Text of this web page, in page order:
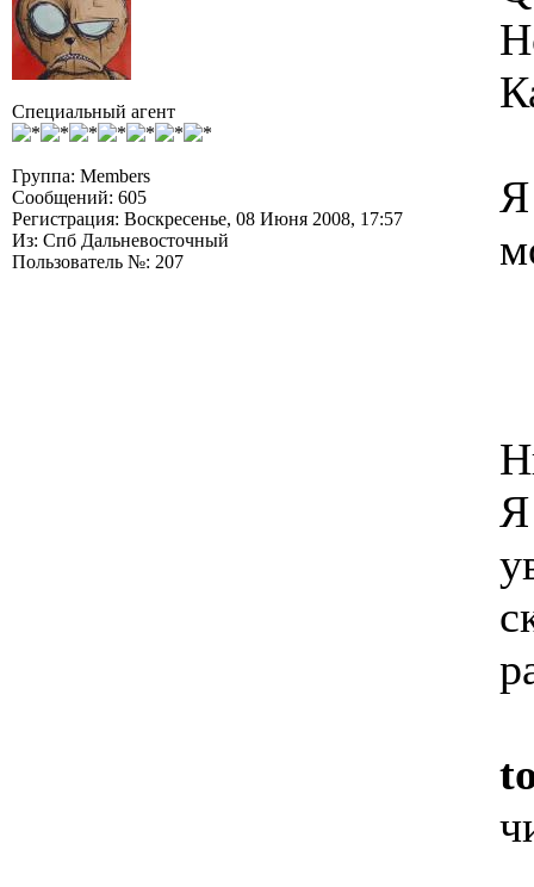
Специальный агент
Группа: Members
Сообщений: 605
Регистрация: Воскресенье, 08 Июня 2008, 17:57
Из: Спб Дальневосточный
Пользователь №: 207
Я
Я